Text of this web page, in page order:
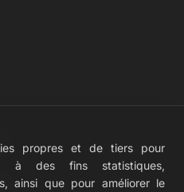
propres et de tiers pour
à des fins statistiques,
ainsi que pour améliorer le